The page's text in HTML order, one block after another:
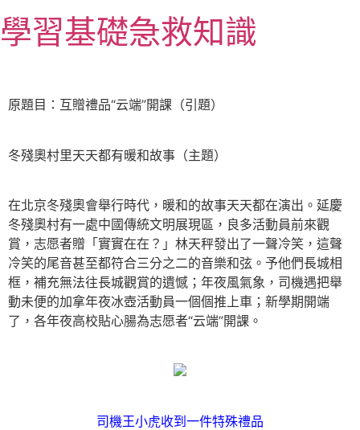
至
主
容
學習基礎急救知識
原題目：互贈禮品“云端”開課（引題）
冬殘奧村里天天都有暖和故事（主題）
在北京冬殘奧會舉行時代，暖和的故事天天都在演出。延慶
冬殘奧村有一處中國傳統文明展現區，良多活動員前來觀
賞，志愿者贈「實實在在？」林天秤發出了一聲冷笑，這聲
冷笑的尾音甚至都符合三分之二的音樂和弦。予他們長城相
框，補充無法往長城觀賞的遺憾；年夜風氣象，司機遇把舉
動未便的加拿年夜冰壺活動員一個個推上車；新學期開端
了，各年夜高校貼心腸為志愿者“云端”開課。
司機王小虎收到一件特殊禮品